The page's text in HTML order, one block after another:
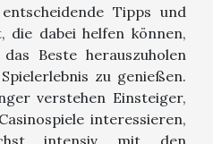
Tipps und
die dabei helfen können,
Beste herauszuholen
zu genießen.
verstehen Einsteiger,
interessieren,
intensiv mit den